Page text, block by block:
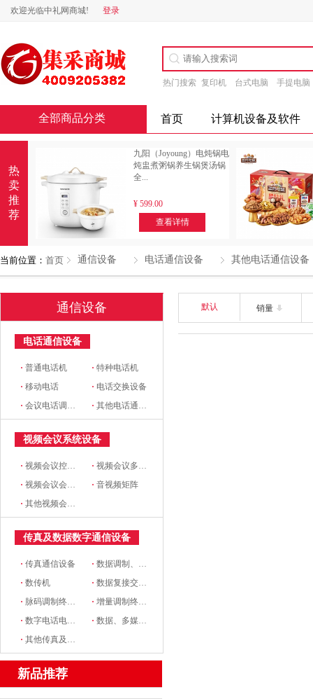
欢迎光临中礼网商城! 登录
热门搜索 复印机 台式电脑 手提电脑
全部商品分类 首页 计算机设备及软件
热
卖
推
荐
九阳（Joyoung）电炖锅电
炖盅煮粥锅养生锅煲汤锅
全...
¥ 599.00
查看详情
当前位置： 首页 通信设备 电话通信设备 其他电话通信设备
通信设备
电话通信设备
·普通电话机 ·特种电话机
·移动电话 · 电话交换设备
·会议电话调度设备及市话 中继设备 ·其他电话通信设备
视频会议系统设备
·视频会议控制台 ·视频会议多点控制器
·视频会议会议室终端 ·音视频矩阵
·其他视频会议系统设备
传真及数据数字通信设备
·传真通信设备 ·数据调制、解调设备
·数传机 ·数据复接交换设备
· 脉码调制终端设备 ·增量调制终端设备
·数字电话电报终端机 ·数据、多媒体通信终端设备
·其他传真及数据、数字通信设备
新品推荐
默认 销量